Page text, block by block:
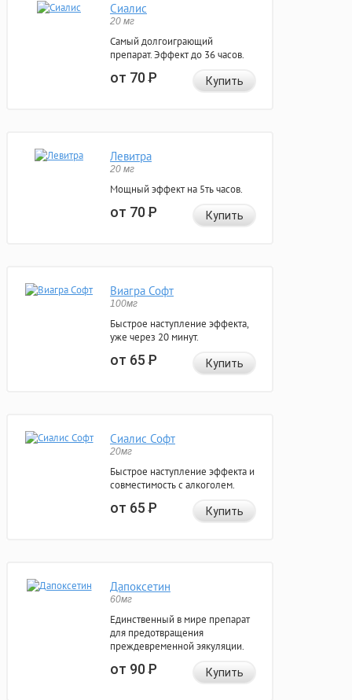
Сиалис
20 мг
Самый долгоиграющий
препарат. Эффект до 36 часов.
от 70Р Купить
Левитра
20 мг
Мощный эффект на 5ть часов.
от 70Р Купить
Виагра Софт
100мг
Быстрое наступление эффекта,
уже через 20 минут.
от 65Р Купить
Сиалис Софт
20мг
Быстрое наступление эффекта и
совместимость с алкоголем.
от 65Р Купить
Дапоксетин
60мг
Единственный в мире препарат
для предотвращения
преждевременной эякуляции.
от 90Р Купить